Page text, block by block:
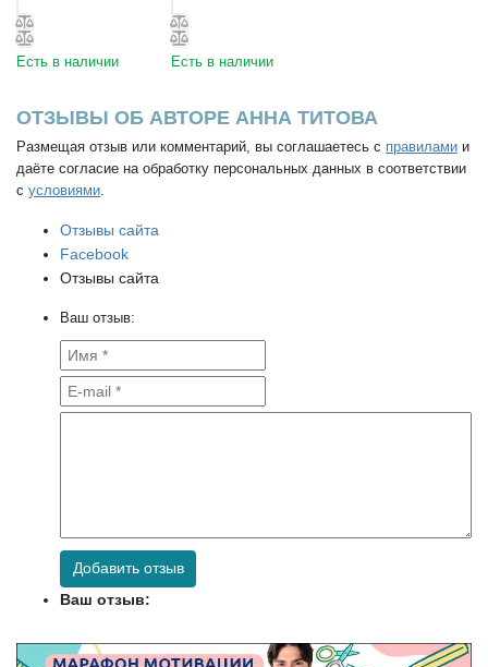
Есть в наличии Есть в наличии
ОТЗЫВЫ ОБ АВТОРЕ АННА ТИТОВА
Размещая отзыв или комментарий, вы соглашаетесь с правилами и
даёте согласие на обработку персональных данных в соответствии
с условиями.
Отзывы сайта
Facebook
Отзывы сайта
Ваш отзыв:
Добавить отзыв
Ваш отзыв: